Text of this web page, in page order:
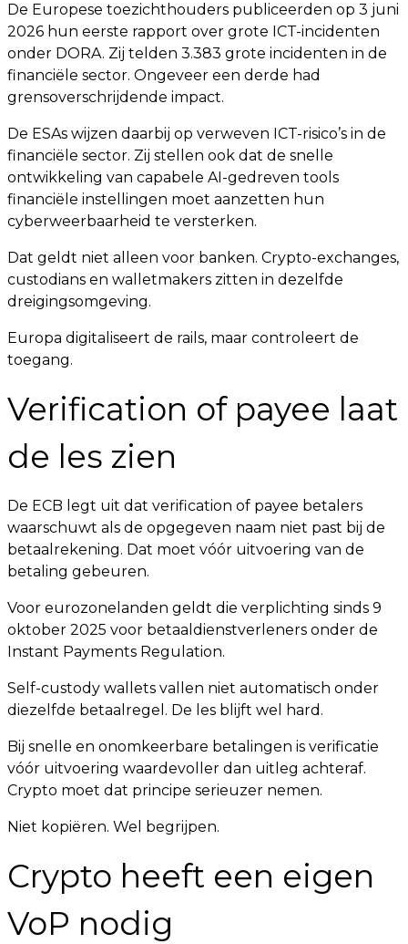
De Europese toezichthouders publiceerden op 3 juni
2026 hun eerste rapport over grote ICT-incidenten
onder DORA. Zij telden 3.383 grote incidenten in de
financiële sector. Ongeveer een derde had
grensoverschrijdende impact.
De ESAs wijzen daarbij op verweven ICT-risico’s in de
financiële sector. Zij stellen ook dat de snelle
ontwikkeling van capabele AI-gedreven tools
financiële instellingen moet aanzetten hun
cyberweerbaarheid te versterken.
Dat geldt niet alleen voor banken. Crypto-exchanges,
custodians en walletmakers zitten in dezelfde
dreigingsomgeving.
Europa digitaliseert de rails, maar controleert de
toegang.
Verification of payee laat
de les zien
De ECB legt uit dat verification of payee betalers
waarschuwt als de opgegeven naam niet past bij de
betaalrekening. Dat moet vóór uitvoering van de
betaling gebeuren.
Voor eurozonelanden geldt die verplichting sinds 9
oktober 2025 voor betaaldienstverleners onder de
Instant Payments Regulation.
Self-custody wallets vallen niet automatisch onder
diezelfde betaalregel. De les blijft wel hard.
Bij snelle en onomkeerbare betalingen is verificatie
vóór uitvoering waardevoller dan uitleg achteraf.
Crypto moet dat principe serieuzer nemen.
Niet kopiëren. Wel begrijpen.
Crypto heeft een eigen
VoP nodig